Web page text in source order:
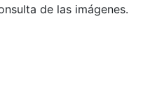
de las imágenes.